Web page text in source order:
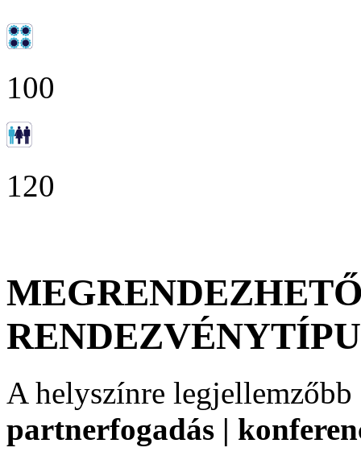
100
120
A helyszínre
partnerfogadás |